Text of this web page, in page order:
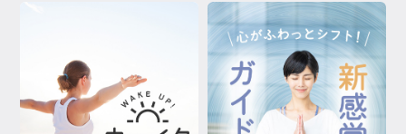
ログイン